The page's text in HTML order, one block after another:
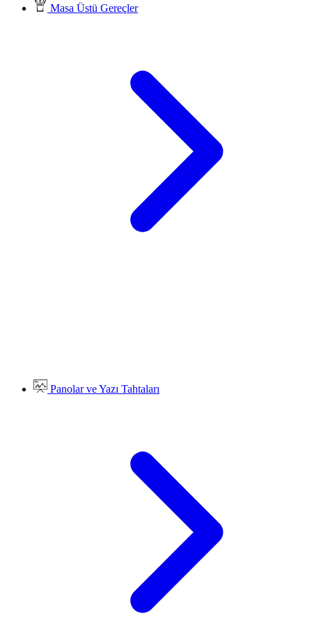
Masa Üstü Gereçler
Panolar ve Yazı Tahtaları